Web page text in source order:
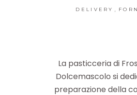
DELIVERY
La pasticceria di
Dolcemascolo si
preparazione della